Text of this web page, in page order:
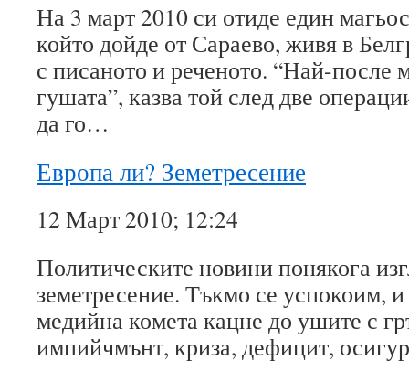
На 3 март 2010 си отиде един
който дойде от Сараево, живя в
с писаното и реченото. “Най-после
гушата”, казва той след две
да го…
Европа ли? Земетресение
12 Март 2010; 12:24
Политическите новини понякога
земетресение. Тъкмо се успокоим,
медийна комета кацне до ушите с
импийчмънт, криза, дефицит,